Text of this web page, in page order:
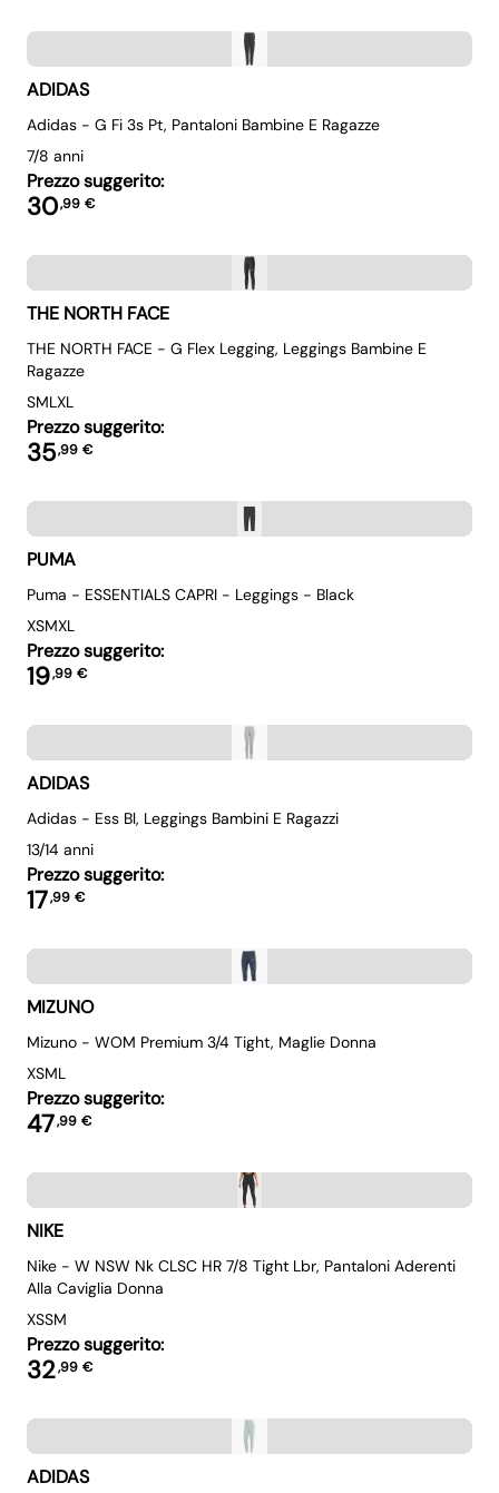
ADIDAS
Adidas - G Fi 3s Pt, Pantaloni Bambine E Ragazze
7/8 anni
Prezzo suggerito:
30,99 €
THE NORTH FACE
THE NORTH FACE - G Flex Legging, Leggings Bambine E
Ragazze
SMLXL
Prezzo suggerito:
35,99 €
PUMA
Puma - ESSENTIALS CAPRI - Leggings - Black
XSMXL
Prezzo suggerito:
19,99 €
ADIDAS
Adidas - Ess Bl, Leggings Bambini E Ragazzi
13/14 anni
Prezzo suggerito:
17,99 €
MIZUNO
Mizuno - WOM Premium 3/4 Tight, Maglie Donna
XSML
Prezzo suggerito:
47,99 €
NIKE
Nike - W NSW Nk CLSC HR 7/8 Tight Lbr, Pantaloni Aderenti
Alla Caviglia Donna
XSSM
Prezzo suggerito:
32,99 €
ADIDAS